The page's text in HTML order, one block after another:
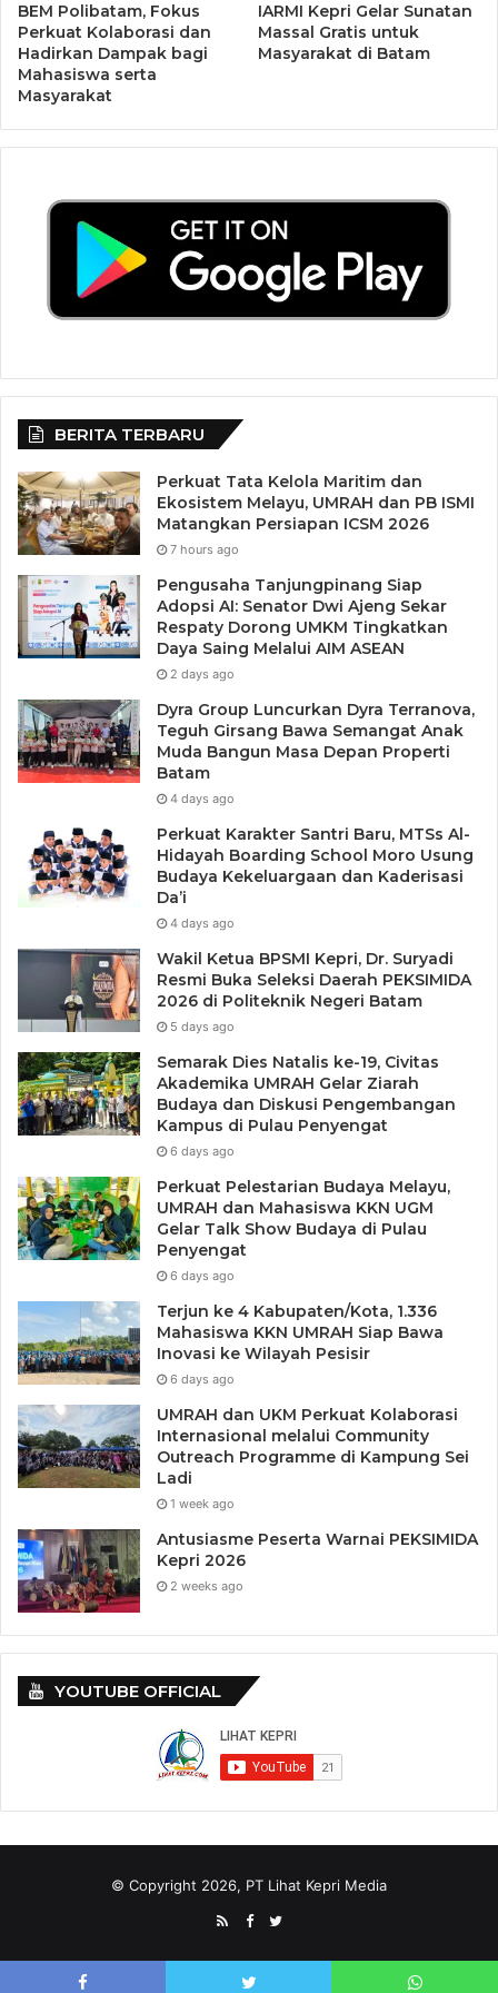
masyarakat. Salah satu kampus ternama di Medan, yaitu
UMN (Universitas Muslim Nusantara) dan Universitas Al
Washliyah.
Tags Al-Washliyah Kepri
HUT ke 91 Al - Washliyah.
BEM Polibatam, Fokus
Perkuat Kolaborasi dan
Hadirkan Dampak bagi
Mahasiswa serta
Masyarakat
IARMI Kepri Gelar Sunatan
Massal Gratis untuk
Masyarakat di Batam
BERITA TERBARU
Perkuat Tata Kelola Maritim dan
Ekosistem Melayu, UMRAH dan PB ISMI
Matangkan Persiapan ICSM 2026
7 hours ago
Pengusaha Tanjungpinang Siap
Adopsi AI: Senator Dwi Ajeng Sekar
Respaty Dorong UMKM Tingkatkan
Daya Saing Melalui AIM ASEAN
2 days ago
Dyra Group Luncurkan Dyra Terranova,
Teguh Girsang Bawa Semangat Anak
Muda Bangun Masa Depan Properti
Batam
4 days ago
Perkuat Karakter Santri Baru, MTSs Al-
Hidayah Boarding School Moro Usung
Budaya Kekeluargaan dan Kaderisasi
Da’i
4 days ago
Wakil Ketua BPSMI Kepri, Dr. Suryadi
Resmi Buka Seleksi Daerah PEKSIMIDA
2026 di Politeknik Negeri Batam
5 days ago
Semarak Dies Natalis ke-19, Civitas
Akademika UMRAH Gelar Ziarah
Budaya dan Diskusi Pengembangan
Kampus di Pulau Penyengat
6 days ago
Perkuat Pelestarian Budaya Melayu,
UMRAH dan Mahasiswa KKN UGM
Gelar Talk Show Budaya di Pulau
Penyengat
6 days ago
Terjun ke 4 Kabupaten/Kota, 1.336
Mahasiswa KKN UMRAH Siap Bawa
Inovasi ke Wilayah Pesisir
6 days ago
UMRAH dan UKM Perkuat Kolaborasi
Internasional melalui Community
Outreach Programme di Kampung Sei
Ladi
1 week ago
Antusiasme Peserta Warnai PEKSIMIDA
Kepri 2026
2 weeks ago
YOUTUBE OFFICIAL
© Copyright 2026, PT Lihat Kepri Media